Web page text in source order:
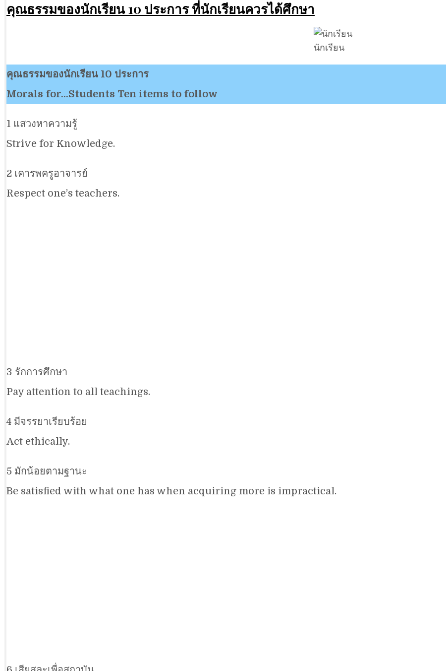
คุณธรรมของนักเรียน 10 ประการ ที่นักเรียนควรได้ศึกษา
นักเรียน
คุณธรรมของนักเรียน 10 ประการ
Morals for…Students Ten items to follow
1 แสวงหาความรู้
Strive for Knowledge.
2 เคารพครูอาจารย์
Respect one’s teachers.
3 รักการศึกษา
Pay attention to all teachings.
4 มีจรรยาเรียบร้อย
Act ethically.
5 มักน้อยตามฐานะ
Be satisfied with what one has when acquiring more is impractical.